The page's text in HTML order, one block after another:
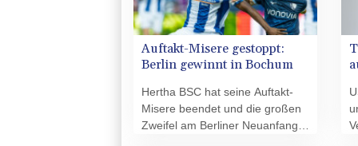
Krisenzeiten gefordert. "Die
Plattformen müssen
entschlossen handeln, um die
Integrität des digitalen Raums zu
wahren, insbesondere in
Krisensituationen", erklärte
Virkkunen am Freitagabend im
Onlinedienst X. "Die
Auftakt-Misere gestoppt:
Berlin gewinnt in Bochum
Hertha BSC hat seine Auftakt-
Misere beendet und die großen
Zweifel am Berliner Neuanfang